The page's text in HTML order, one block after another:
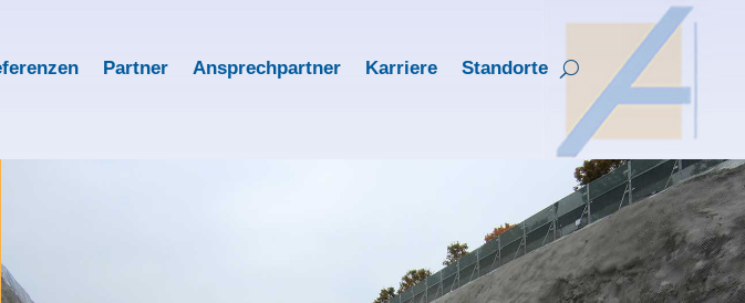
Partner Ansprechpartner Karriere Standorte